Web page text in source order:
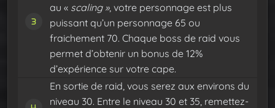
au « scaling », votre personnage est plus
puissant qu’un personnage 65 ou
fraichement 70. Chaque boss de raid vous
permet d’obtenir un bonus de 12%
d’expérience sur votre cape.
En sortie de raid, vous serez aux environs du
niveau 30. Entre le niveau 30 et 35, remettez-